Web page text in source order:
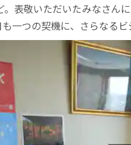
表敬いただいたみなさん
一つの契機に、さらなる